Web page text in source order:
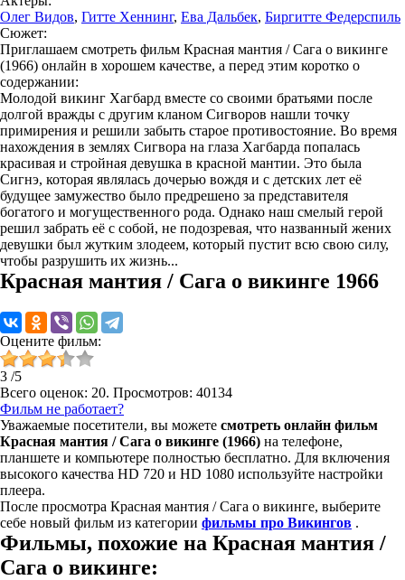
Олег Видов, Гитте Хеннинг, Ева Дальбек, Биргитте Федерспиль
Сюжет:
Приглашаем смотреть фильм Красная мантия / Сага о викинге
(1966) онлайн в хорошем качестве, а перед этим коротко о
содержании:
Молодой викинг Хагбард вместе со своими братьями после
долгой вражды с другим кланом Сигворов нашли точку
примирения и решили забыть старое противостояние. Во время
нахождения в землях Сигвора на глаза Хагбарда попалась
красивая и стройная девушка в красной мантии. Это была
Сигнэ, которая являлась дочерью вождя и с детских лет её
будущее замужество было предрешено за представителя
богатого и могущественного рода. Однако наш смелый герой
решил забрать её с собой, не подозревая, что названный жених
девушки был жутким злодеем, который пустит всю свою силу,
чтобы разрушить их жизнь...
Красная мантия / Сага о викинге 1966
Оцените фильм:
3 /5
Всего оценок: 20. Просмотров: 40134
Фильм не работает?
Уважаемые посетители, вы можете смотреть онлайн фильм
Красная мантия / Сага о викинге (1966) на телефоне,
планшете и компьютере полностью бесплатно. Для включения
высокого качества HD 720 и HD 1080 используйте настройки
плеера.
После просмотра Красная мантия / Сага о викинге, выберите
себе новый фильм из категории фильмы про Викингов .
Фильмы, похожие на Красная мантия /
Сага о викинге: